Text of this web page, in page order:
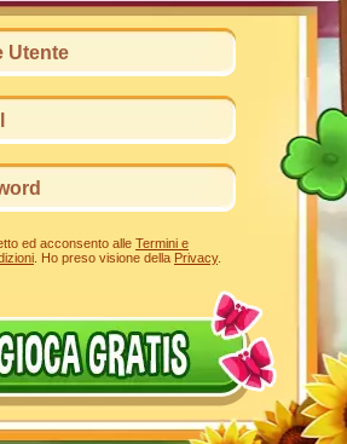
ed acconsento alle Termini e
. Ho preso visione della Privacy.